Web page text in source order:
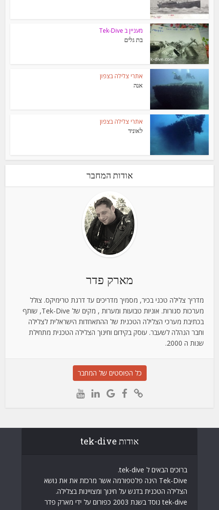
מעניין ב Tek-Dive
בת גלים
אתרי צלילה בצפון
אנה
אתרי צלילה בצפון
לאוניד
אודות המחבר
מארק פדר
מדריך צלילה טכני בכיר, מסמיך מדריכים עד דרגת טרימיקס. צולל
מערכות סגורות. אוניות טבועות ומערות , מקים של Tek-Dive, שותף
בכתיבת מערכי הצלילה הטכנית של ההתאחדות הישראלית לצלילה
וחבר הנהלה לשעבר. עוסק בקידום וחינוך הצלילה הטכנית מתחילת
שנות ה 2000.
כל הפוסטים של המחבר
אודות tek-dive
ברוכים הבאים ל tek-dive.
Tek-Dive הינה פלטפורמה אשר מרכזת את את נושא
הצלילה הטכנית בדגש על חינוך ומצויינות בצלילה.
tek-dive נוסד בשנת 2003 כפורום על ידי מארק פדר